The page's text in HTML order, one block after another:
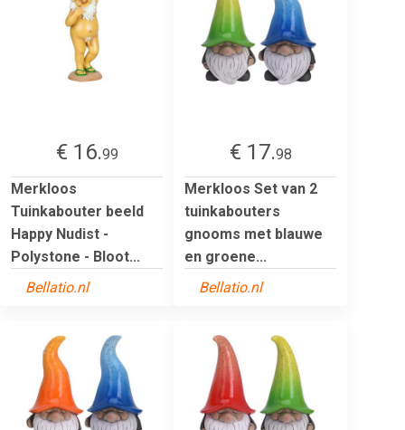
€ 16.99
Merkloos
Tuinkabouter beeld
Happy Nudist -
Polystone - Bloot...
Bellatio.nl
€ 17.98
Merkloos Set van 2
tuinkabouters
gnooms met blauwe
en groene...
Bellatio.nl